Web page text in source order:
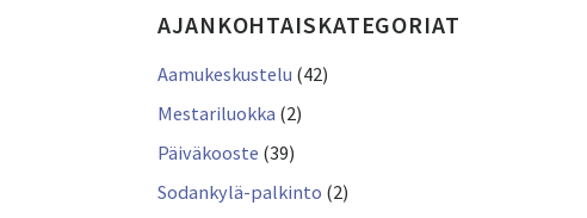
AJANKOHTAISKATEGORIAT
Aamukeskustelu (42)
Mestariluokka (2)
Päiväkooste (39)
Sodankylä-palkinto (2)